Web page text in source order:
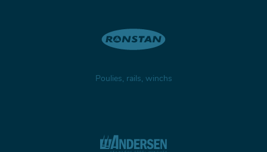
Poulies, rails, winchs